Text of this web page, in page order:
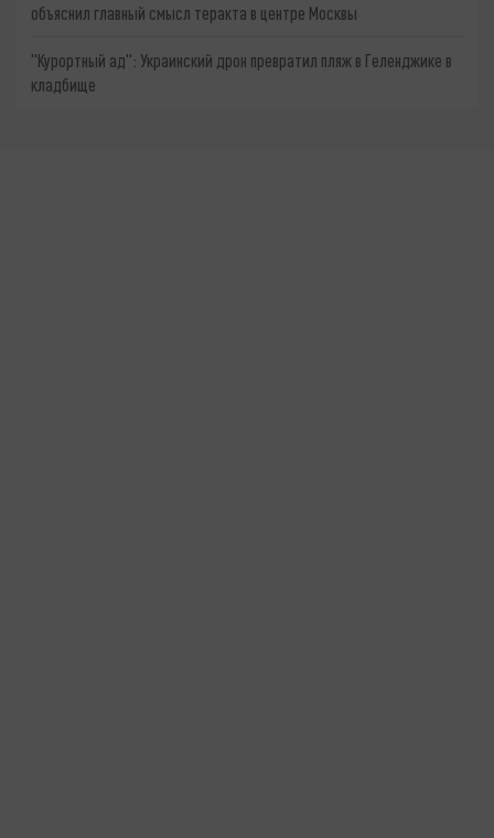
объяснил главный смысл теракта в центре Москвы
"Курортный ад": Украинский дрон превратил пляж в Геленджике в
кладбище